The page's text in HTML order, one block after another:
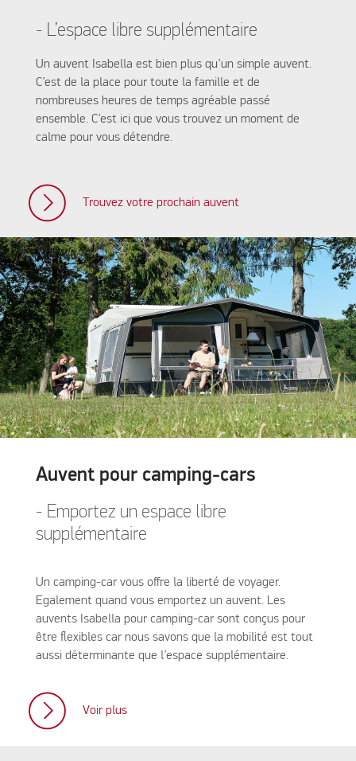
- L’espace libre supplémentaire
Un auvent Isabella est bien plus qu’un simple auvent.
C’est de la place pour toute la famille et de
nombreuses heures de temps agréable passé
ensemble. C’est ici que vous trouvez un moment de
calme pour vous détendre.
Trouvez votre prochain auvent
Auvent pour camping-cars
- Emportez un espace libre
supplémentaire
Un camping-car vous offre la liberté de voyager.
Egalement quand vous emportez un auvent. Les
auvents Isabella pour camping-car sont conçus pour
être flexibles car nous savons que la mobilité est tout
aussi déterminante que l’espace supplémentaire.
Voir plus